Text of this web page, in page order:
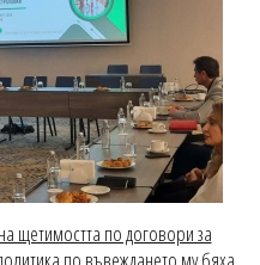
щетимостта по договори за